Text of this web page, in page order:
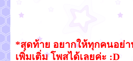
*สุดท้าย อยากให้ทุกคนอย่
เพิ่มเติ่ม โพสได้เลยค่ะ :D